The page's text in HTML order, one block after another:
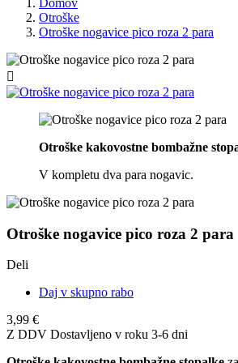
Domov
Otroške
Otroške nogavice pico roza 2 para

Otroške kakovostne bombažne
V kompletu dva para nogavic.
Otroške nogavice pico roza 2 para
Deli
Daj v skupno rabo
3,99 €
Z DDV Dostavljeno v roku 3-6 dni